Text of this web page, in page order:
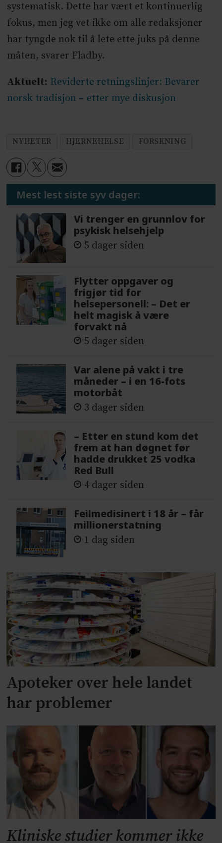
systematisk. Dette har vært et kontinuerlig
fokus, men jeg vet ikke om alle redaksjoner
har tyngde nok til å lete ette juks på denne
måten, svarer Fladby.
Aktuelt: Reviderte retningslinjer: Bevarer
norsk tradisjon – etter mye diskusjon
NYHETER HJERNEHELSE FORSKNING
Mest lest siste syv dager:
Vi trenger en grunnlov for
psykisk helsehjelp
5 dager siden
Flytter oppgaver og
frigjør tid for
helsepersonell: – Det er
helt magisk å være
forvakt nå
5 dager siden
Var alene på vakt i tre
måneder – i en 16-fots
motorbåt
3 dager siden
– Etter en stund kom det
frem at han døgnet før
hadde drukket 25 vodka
Red Bull
4 dager siden
Feilmedisinert i 18 år – får
millionerstatning
1 dag siden
Apoteker over hele landet
har problemer
Kliniske studier kommer ikke